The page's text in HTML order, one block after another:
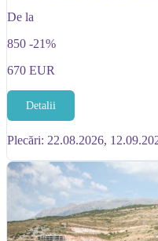
De la
850 -21%
670 EUR
Detalii
Plecări: 22.08.2026,